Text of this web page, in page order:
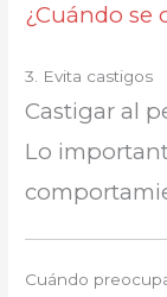
¿Cuándo se
3. Evita castigos
Castigar al
Lo
Cuándo